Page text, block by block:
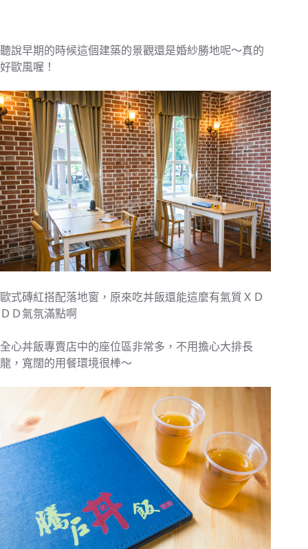
聽說早期的時候這個建築的景觀還是婚紗勝地呢～真的
好歐風喔！
歐式磚紅搭配落地窗，原來吃丼飯還能這麼有氣質ＸＤ
ＤＤ氣氛滿點啊
全心丼飯專賣店中的座位區非常多，不用擔心大排長
龍，寬闊的用餐環境很棒～